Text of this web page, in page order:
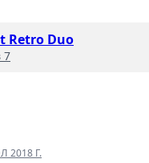
Retro Duo
7
2018 Г.